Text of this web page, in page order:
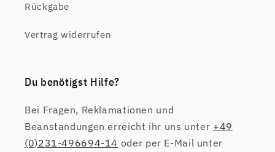
Rückgabe
Vertrag widerrufen
Du benötigst Hilfe?
Bei Fragen, Reklamationen und
Beanstandungen erreicht ihr uns unter +49
(0)231-496694-14 oder per E-Mail unter